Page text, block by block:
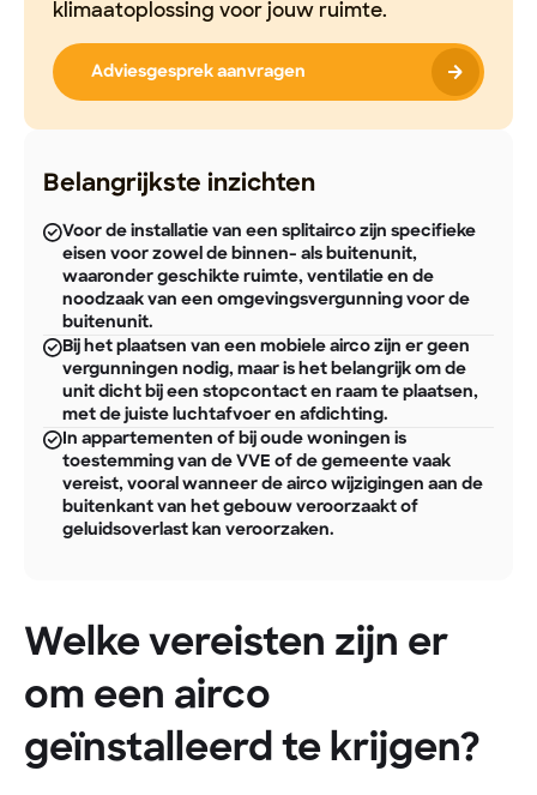
Belangrijkste inzichten
Voor de installatie van een splitairco zijn specifieke
eisen voor zowel de binnen- als buitenunit,
waaronder geschikte ruimte, ventilatie en de
noodzaak van een omgevingsvergunning voor de
buitenunit.
Bij het plaatsen van een mobiele airco zijn er geen
vergunningen nodig, maar is het belangrijk om de
unit dicht bij een stopcontact en raam te plaatsen,
met de juiste luchtafvoer en afdichting.
In appartementen of bij oude woningen is
toestemming van de VVE of de gemeente vaak
vereist, vooral wanneer de airco wijzigingen aan de
buitenkant van het gebouw veroorzaakt of
geluidsoverlast kan veroorzaken.
Welke vereisten zijn er
om een airco
geïnstalleerd te krijgen?
klimaatoplossing voor jouw ruimte.
Adviesgesprek aanvragen